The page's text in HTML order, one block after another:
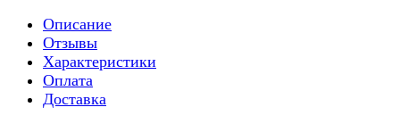
Описание
Отзывы
Характеристики
Оплата
Доставка